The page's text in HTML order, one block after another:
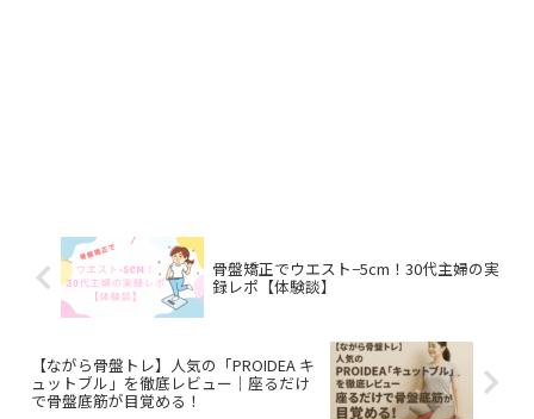
骨盤矯正でウエスト−5cm！30代主婦の実
録レポ【体験談】
【ながら骨盤トレ】人気の「PROIDEA キ
ュットブル」を徹底レビュー｜座るだけ
で骨盤底筋が目覚める！